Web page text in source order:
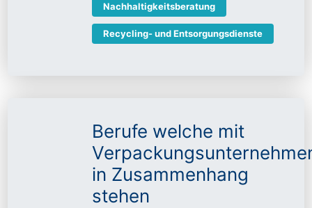
Nachhaltigkeitsberatung
Recycling- und Entsorgungsdienste
Berufe welche mit
in Zusammenhang
stehen